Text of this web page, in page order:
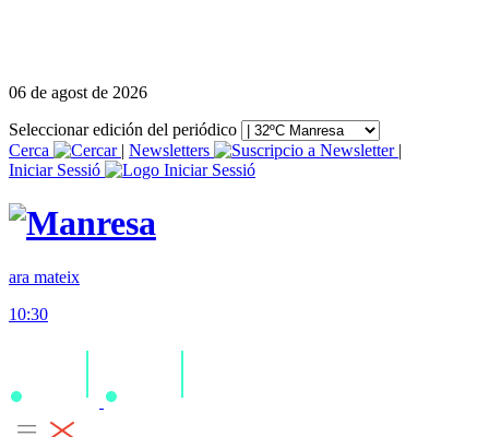
06 de agost de 2026
Seleccionar edición del periódico
Cerca
| Newsletters
|
Iniciar Sessió
ara mateix
10:30